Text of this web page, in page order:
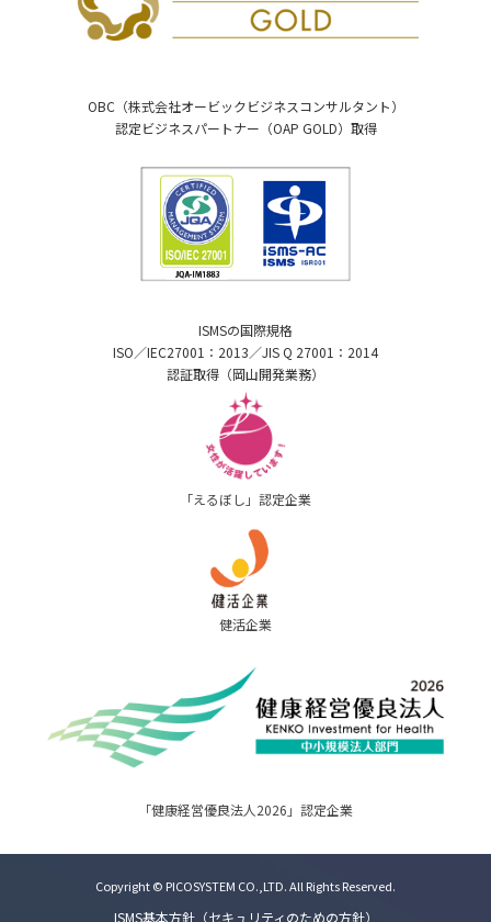
OBC（株式会社オービックビジネスコンサルタント）
認定ビジネスパートナー（OAP GOLD）取得
ISMSの国際規格
ISO／IEC27001：2013／JIS Q 27001：2014
認証取得（岡山開発業務）
「えるぼし」認定企業
健活企業
「健康経営優良法人2026」認定企業
Copyright © PICOSYSTEM CO.,LTD. All Rights Reserved.
ISMS基本方針（セキュリティのための方針）